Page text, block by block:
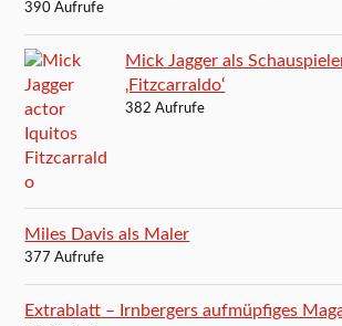
390 Aufrufe
Mick Jagger als
‚Fitzcarraldo‘
382 Aufrufe
Miles Davis als Maler
377 Aufrufe
Extrablatt – Irnbergers aufmüpfiges